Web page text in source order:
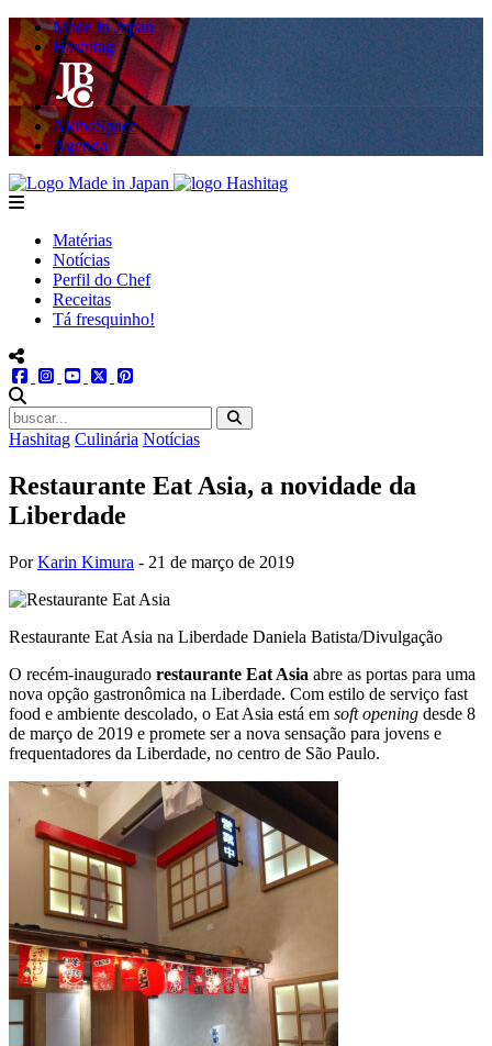
Made in Japan
Hashitag
AkibaSpace
Agenda
Powered By Made in Japan
Hashitag
menu
Matérias
Notícias
Perfil do Chef
Receitas
Tá fresquinho!
menu redes social
facebookinstagram
youtube
twitter
Hashitag Culinária Notícias
Restaurante Eat Asia, a novidade da
Liberdade
PorKarin Kimura - 21 de março de 2019
Restaurante Eat Asia na Liberdade Daniela Batista/Divulgação
O recém-inaugurado restaurante Eat Asia abre as portas para uma
nova opção gastronômica na Liberdade. Com estilo de serviço fast
food e ambiente descolado, o Eat Asia está em soft opening desde 8
de março de 2019 e promete ser a nova sensação para jovens e
frequentadores da Liberdade, no centro de São Paulo.